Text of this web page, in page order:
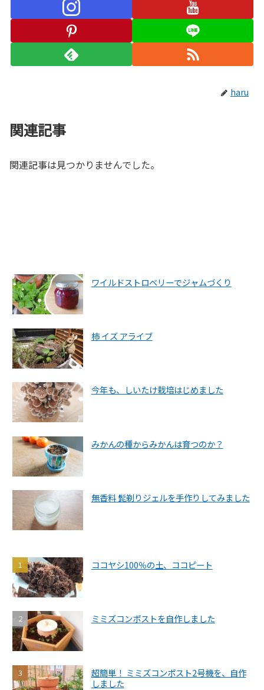
haru
関連記事
関連記事は見つかりませんでした。
ワイルドストロベリーでジャムづくり
柿 イズ アライブ
今年も、しいたけ栽培はじめました
みかんの種からみかんは育つのか？
無香料 髭剃りジェルを手作りしてみました
ココヤシ100％の土、ココピート
ミミズコンポストを自作しました
超簡単！ ミミズコンポスト2号機を、自作
しました